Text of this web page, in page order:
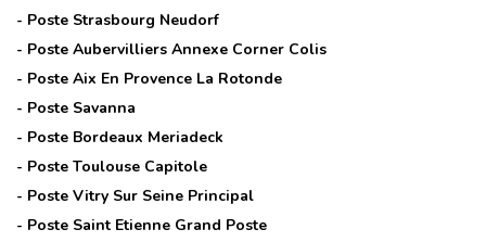
- Poste Strasbourg Neudorf
- Poste Aubervilliers Annexe Corner Colis
- Poste Aix En Provence La Rotonde
- Poste Savanna
- Poste Bordeaux Meriadeck
- Poste Toulouse Capitole
- Poste Vitry Sur Seine Principal
- Poste Saint Etienne Grand Poste